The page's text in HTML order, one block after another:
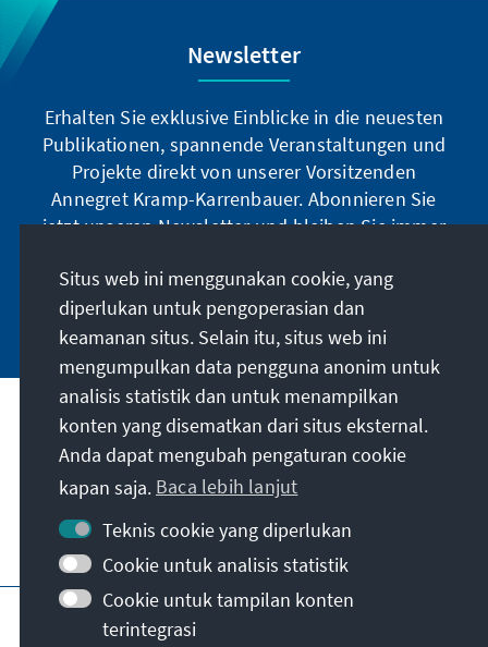
Newsletter
Erhalten Sie exklusive Einblicke in die neuesten
Publikationen, spannende Veranstaltungen und
Projekte direkt von unserer Vorsitzenden
Annegret Kramp-Karrenbauer. Abonnieren Sie
jetzt unseren Newsletter und bleiben Sie immer
Jetzt abonnieren
Misi kami
Kontak
Penawaran lebih lanjut dari yayasan
Jejak Kebijakan privasi
Syarat penggunaan
Erklärung zur Barrierefreiheit
Situs web ini menggunakan cookie, yang
diperlukan untuk pengoperasian dan
keamanan situs. Selain itu, situs web ini
mengumpulkan data pengguna anonim untuk
analisis statistik dan untuk menampilkan
konten yang disematkan dari situs eksternal.
Anda dapat mengubah pengaturan cookie
kapan saja. Baca lebih lanjut
Teknis cookie yang diperlukan
Cookie untuk analisis statistik
Cookie untuk tampilan konten
terintegrasi